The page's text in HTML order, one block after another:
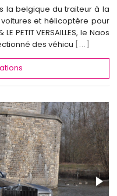
la belgique du traiteur à la
et hélicoptère pour
PETIT VERSAILLES, le Naos
des véhicu [...]